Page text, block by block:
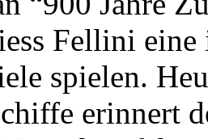
Fellini
spielen.
erinnert